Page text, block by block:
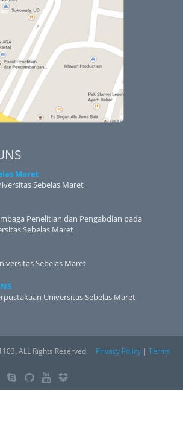
Maret
Sebelas Maret
Penelitian dan Pengabdian pada
Sebelas Maret
Sebelas Maret
Universitas Sebelas Maret
ALL Rights Reserved. Privacy Policy | Terms